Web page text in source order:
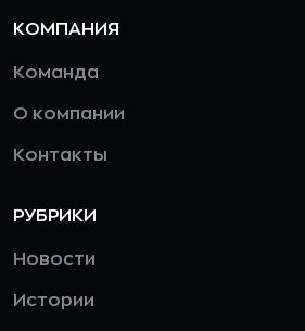
КОМПАНИЯ
Команда
О компании
Контакты
РУБРИКИ
Новости
Истории